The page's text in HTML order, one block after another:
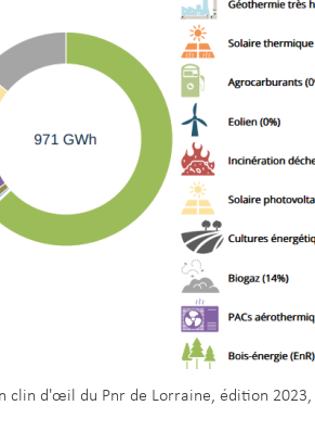
clin d'œil du Pnr de Lorraine, édition 2023,